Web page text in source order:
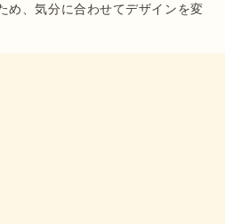
め、気分に合わせてデザインを変